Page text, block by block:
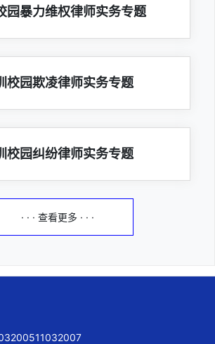
园暴力维权律师实务专题
校园欺凌律师实务专题
校园纠纷律师实务专题
· · · 查看更多 · · ·